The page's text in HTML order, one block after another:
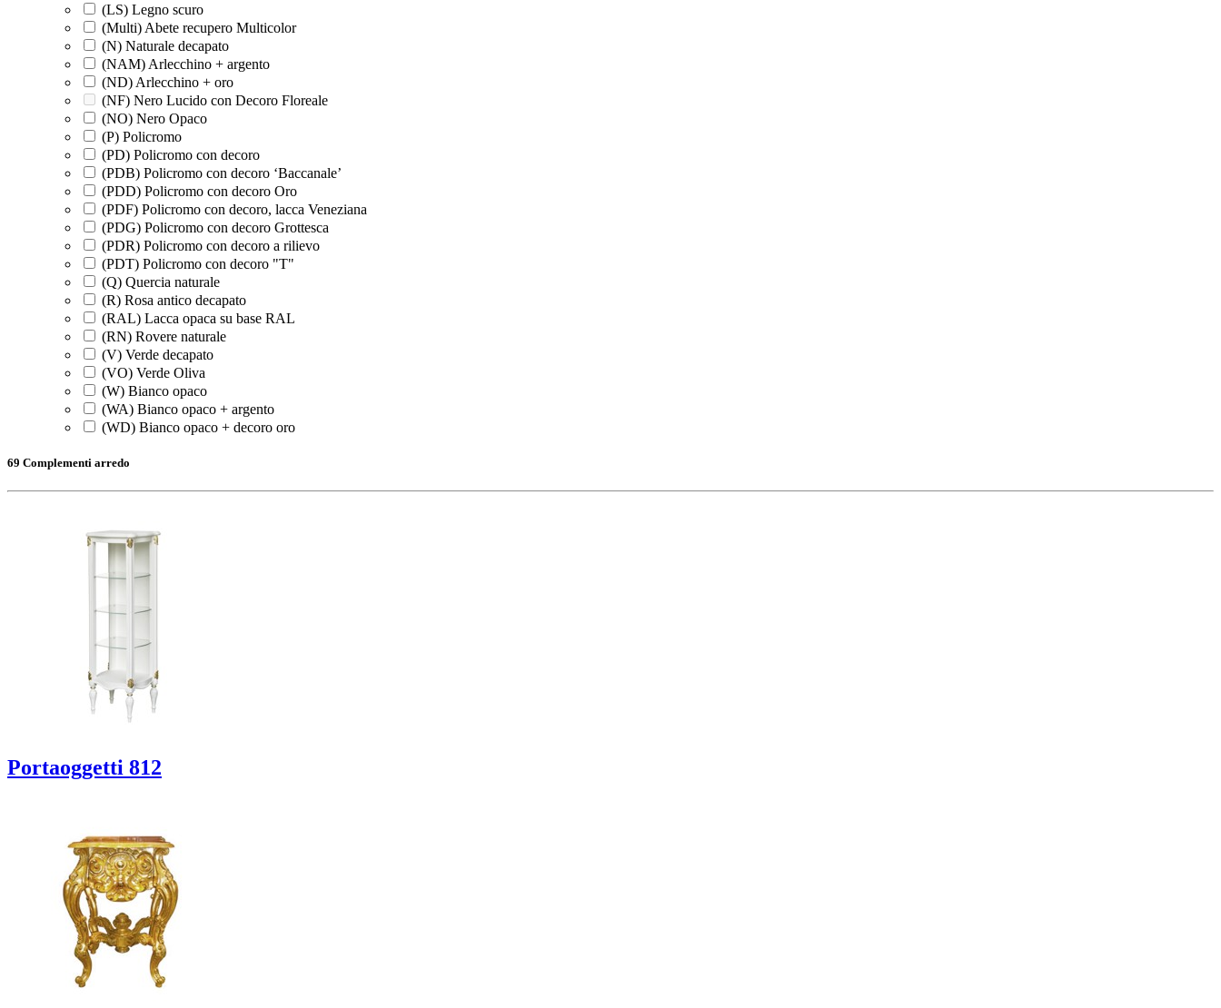
(LS) Legno scuro
(Multi) Abete recupero Multicolor
(N) Naturale decapato
(NAM) Arlecchino + argento
(ND) Arlecchino + oro
(NF) Nero Lucido con Decoro Floreale
(NO) Nero Opaco
(P) Policromo
(PD) Policromo con decoro
(PDB) Policromo con decoro ‘Baccanale’
(PDD) Policromo con decoro Oro
(PDF) Policromo con decoro, lacca Veneziana
(PDG) Policromo con decoro Grottesca
(PDR) Policromo con decoro a rilievo
(PDT) Policromo con decoro "T"
(Q) Quercia naturale
(R) Rosa antico decapato
(RAL) Lacca opaca su base RAL
(RN) Rovere naturale
(V) Verde decapato
(VO) Verde Oliva
(W) Bianco opaco
(WA) Bianco opaco + argento
(WD) Bianco opaco + decoro oro
69 Complementi arredo
Portaoggetti 812